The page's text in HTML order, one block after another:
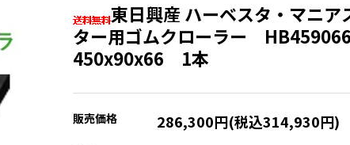
東日興産 ハーベスタ・マニア
ター用ゴムクローラー
450x90x66 1本
販売価格 286,300円(税込314,930円)